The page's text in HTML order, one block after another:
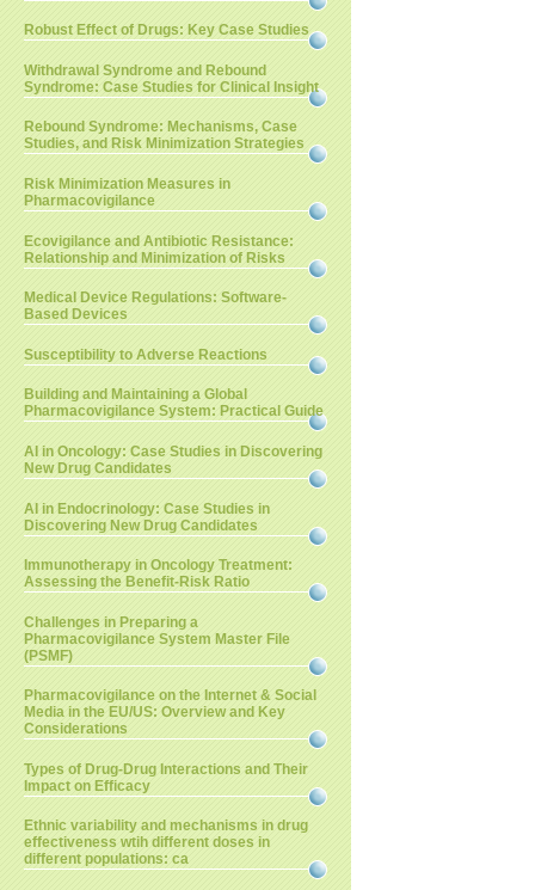
Robust Effect of Drugs: Key Case Studies
Withdrawal Syndrome and Rebound
Syndrome: Case Studies for Clinical Insight
Rebound Syndrome: Mechanisms, Case
Studies, and Risk Minimization Strategies
Risk Minimization Measures in
Pharmacovigilance
Ecovigilance and Antibiotic Resistance:
Relationship and Minimization of Risks
Medical Device Regulations: Software-
Based Devices
Susceptibility to Adverse Reactions
Building and Maintaining a Global
Pharmacovigilance System: Practical Guide
AI in Oncology: Case Studies in Discovering
New Drug Candidates
AI in Endocrinology: Case Studies in
Discovering New Drug Candidates
Immunotherapy in Oncology Treatment:
Assessing the Benefit-Risk Ratio
Challenges in Preparing a
Pharmacovigilance System Master File
(PSMF)
Pharmacovigilance on the Internet & Social
Media in the EU/US: Overview and Key
Considerations
Types of Drug-Drug Interactions and Their
Impact on Efficacy
Ethnic variability and mechanisms in drug
effectiveness wtih different doses in
different populations: ca